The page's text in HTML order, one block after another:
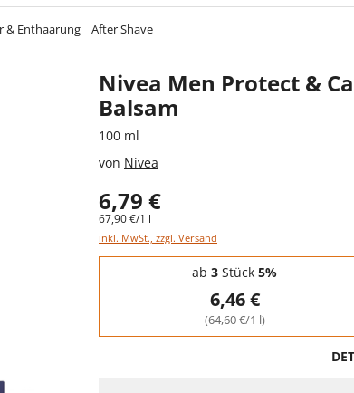
& Enthaarung After Shave
Nivea Men Protect &
Balsam
100 ml
von Nivea
6,79 €
67,90 €/1 l
inkl. MwSt., zzgl. Versand
Staffelpreise - Mengenrabatt
ab 3 Stück 5%
6,46 €
(64,60 €/1 l)